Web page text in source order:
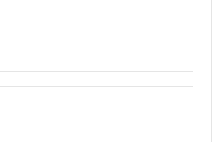
朱里